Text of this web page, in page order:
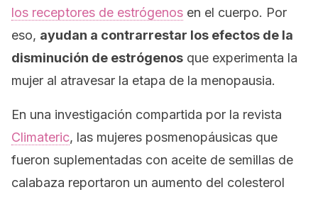
los receptores de estrógenos en el cuerpo. Por
eso, ayudan a contrarrestar los efectos de la
disminución de estrógenos que experimenta la
mujer al atravesar la etapa de la menopausia.
En una investigación compartida por la revista
Climateric, las mujeres posmenopáusicas que
fueron suplementadas con aceite de semillas de
calabaza reportaron un aumento del colesterol